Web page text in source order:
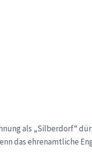
als „Silberdorf“
das ehrenamtliche